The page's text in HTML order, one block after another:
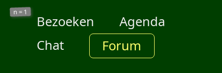
n = 1
Bezoeken
Agenda
Chat
Forum